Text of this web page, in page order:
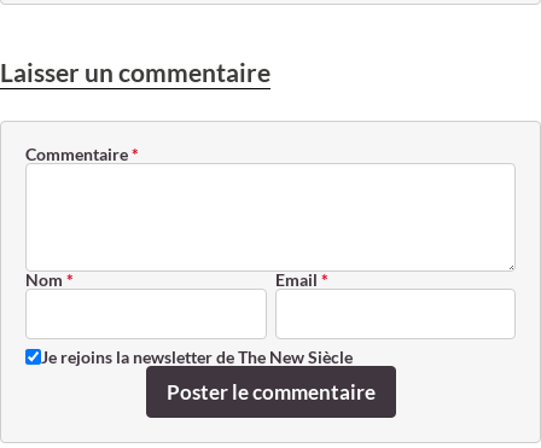
Laisser un commentaire
Commentaire*
Nom * Email *
Je rejoins la newsletter de The New Siècle
Poster le commentaire